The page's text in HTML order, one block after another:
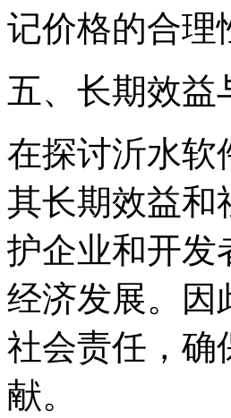
记价格的合理
五、长期效益
在探讨沂水软
其长期效益和
护企业和开发
经济发展。因
社会责任，确
献。